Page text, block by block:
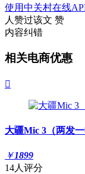
使用中关村在线
人赞过该文 赞
内容纠错
相关电商优惠

大疆Mic 3（两发
￥1899
14人评分